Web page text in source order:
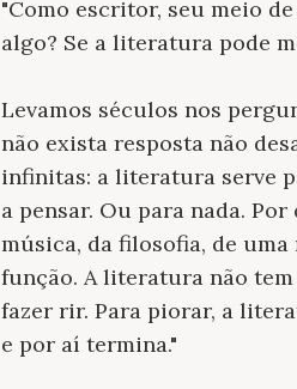
"Como escritor, seu meio
algo? Se a literatura pode
Levamos séculos nos
não exista resposta não
infinitas: a literatura serve
a pensar. Ou para nada.
música, da filosofia, de
função. A literatura não tem
fazer rir. Para piorar, a
e por aí termina."